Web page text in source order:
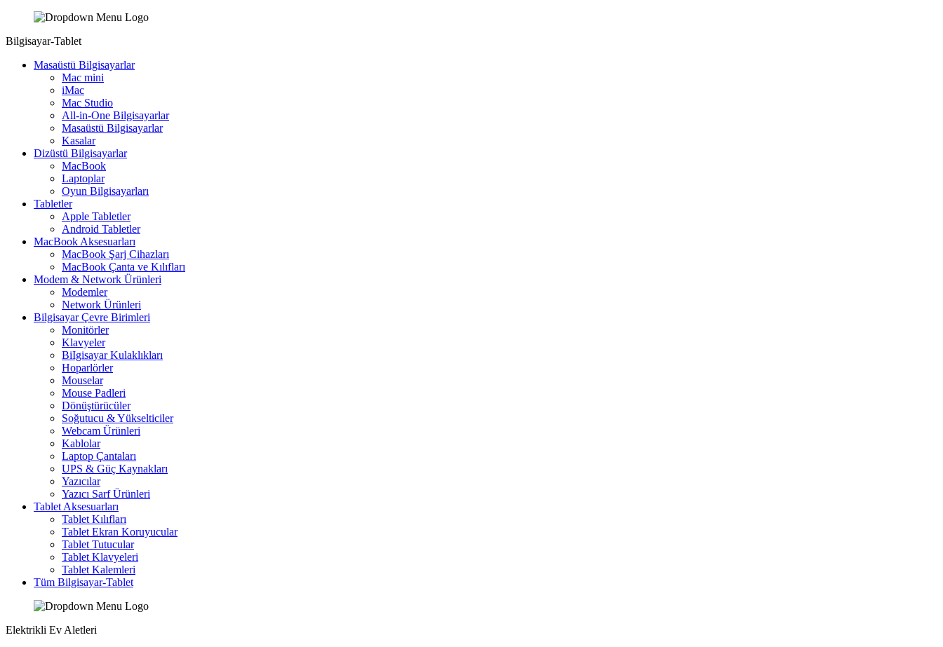
Bilgisayar-Tablet
Masaüstü Bilgisayarlar
Mac mini
iMac
Mac Studio
All-in-One Bilgisayarlar
Masaüstü Bilgisayarlar
Kasalar
Dizüstü Bilgisayarlar
MacBook
Laptoplar
Oyun Bilgisayarları
Tabletler
Apple Tabletler
Android Tabletler
MacBook Aksesuarları
MacBook Şarj Cihazları
MacBook Çanta ve Kılıfları
Modem & Network Ürünleri
Modemler
Network Ürünleri
Bilgisayar Çevre Birimleri
Monitörler
Klavyeler
BiIgisayar Kulaklıkları
Hoparlörler
Mouselar
Mouse Padleri
Dönüştürücüler
Soğutucu & Yükselticiler
Webcam Ürünleri
Kablolar
Laptop Çantaları
UPS & Güç Kaynakları
Yazıcılar
Yazıcı Sarf Ürünleri
Tablet Aksesuarları
Tablet Kılıfları
Tablet Ekran Koruyucular
Tablet Tutucular
Tablet Klavyeleri
Tablet Kalemleri
Tüm Bilgisayar-Tablet
Elektrikli Ev Aletleri